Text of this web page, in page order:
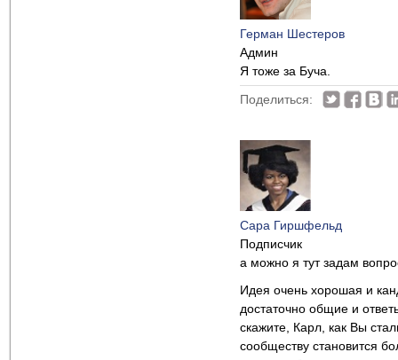
Герман Шестеров
Админ
Я тоже за Буча.
Поделиться:
Сара Гиршфельд
Подписчик
а можно я тут задам
Идея очень хорошая и
достаточно общие и
скажите, Карл, как Вы
сообществу становится